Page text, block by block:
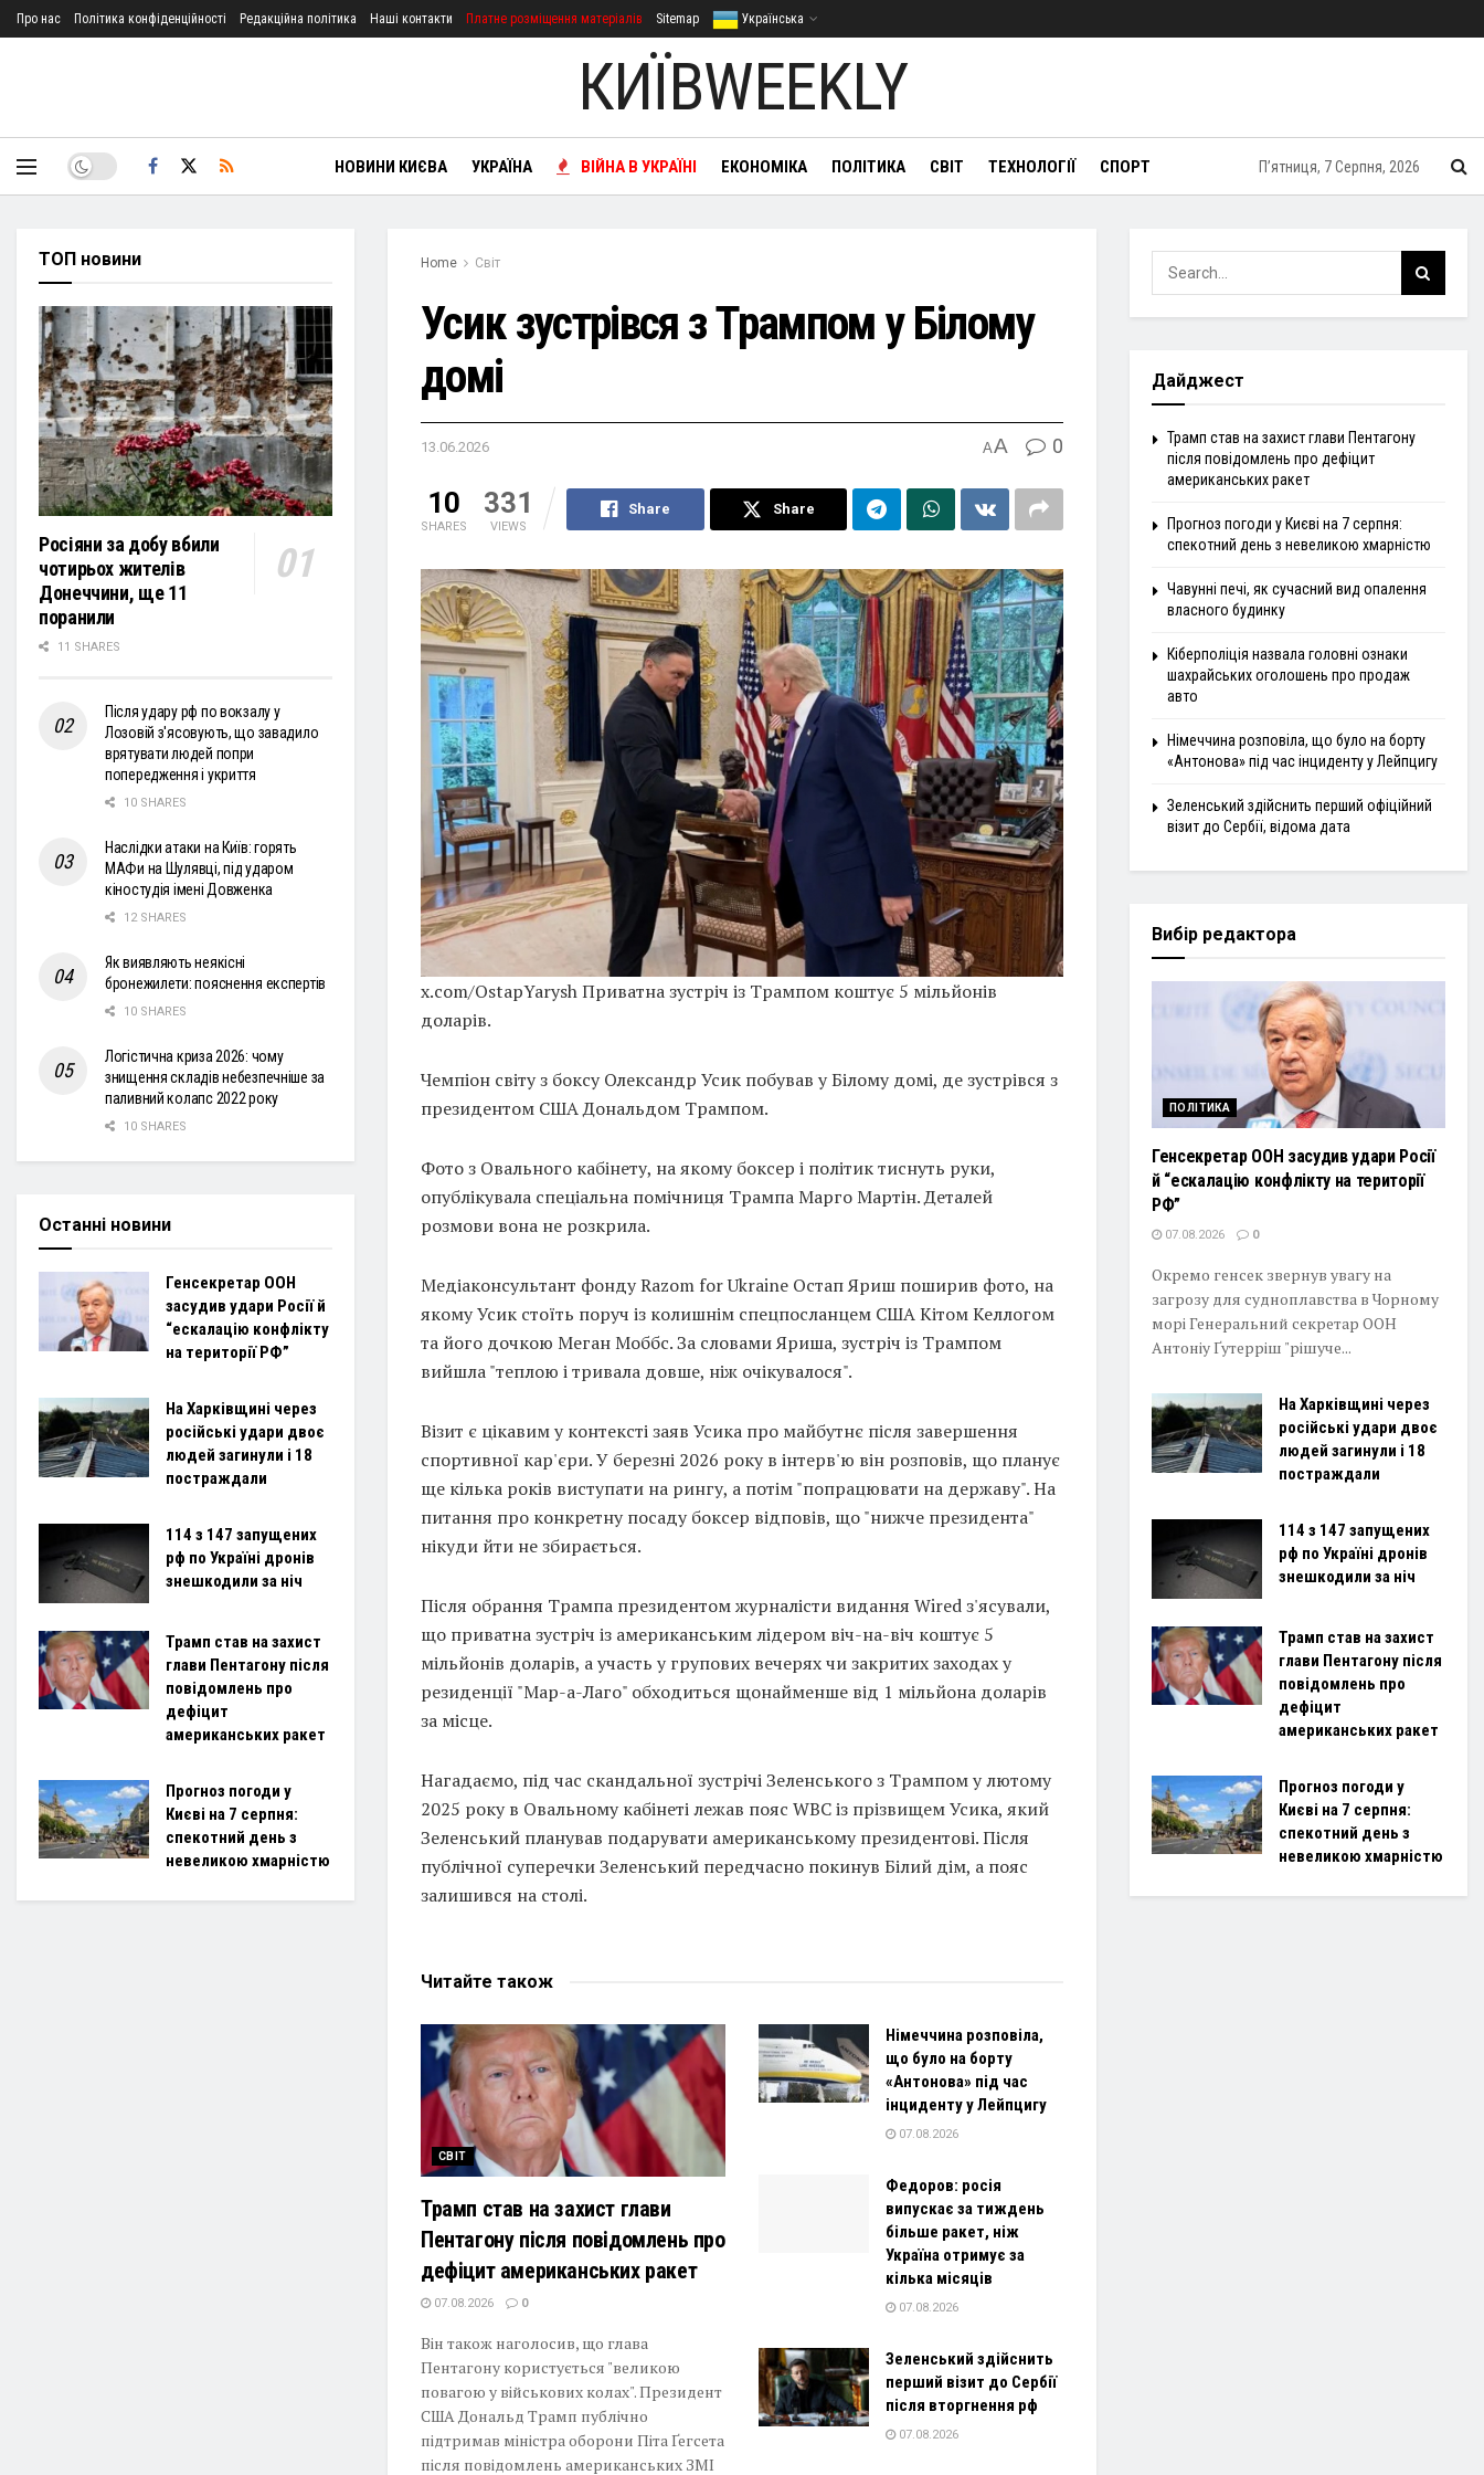
Про нас Політика конфіденційності Редакційна політика Наші контакти Платне розміщення матеріалів Sitemap Українська
КИЇВWEEKLY
НОВИНИ КИЄВА УКРАЇНА ВІЙНА В УКРАЇНІ ЕКОНОМІКА ПОЛІТИКА СВІТ ТЕХНОЛОГІЇ СПОРТ П’ятниця, 7 Серпня, 2026
Home Світ
Усик зустрівся з Трампом у Білому
домі
13.06.2026 AA 0
10
SHARES
331
VIEWS
Share Share
x.com/OstapYarysh Приватна зустріч із Трампом коштує 5 мільйонів
доларів.
Чемпіон світу з боксу Олександр Усик побував у Білому домі, де зустрівся з
президентом США Дональдом Трампом.
Фото з Овального кабінету, на якому боксер і політик тиснуть руки,
опублікувала спеціальна помічниця Трампа Марго Мартін. Деталей
розмови вона не розкрила.
Медіаконсультант фонду Razom for Ukraine Остап Яриш поширив фото, на
якому Усик стоїть поруч із колишнім спецпосланцем США Кітом Келлогом
та його дочкою Меган Моббс. За словами Яриша, зустріч із Трампом
вийшла "теплою і тривала довше, ніж очікувалося".
Візит є цікавим у контексті заяв Усика про майбутнє після завершення
спортивної кар'єри. У березні 2026 року в інтерв'ю він розповів, що планує
ще кілька років виступати на рингу, а потім "попрацювати на державу". На
питання про конкретну посаду боксер відповів, що "нижче президента"
нікуди йти не збирається.
Після обрання Трампа президентом журналісти видання Wired з'ясували,
що приватна зустріч із американським лідером віч-на-віч коштує 5
мільйонів доларів, а участь у групових вечерях чи закритих заходах у
резиденції "Мар-а-Лаго" обходиться щонайменше від 1 мільйона доларів
за місце.
Нагадаємо, під час скандальної зустрічі Зеленського з Трампом у лютому
2025 року в Овальному кабінеті лежав пояс WBC із прізвищем Усика, який
Зеленський планував подарувати американському президентові. Після
публічної суперечки Зеленський передчасно покинув Білий дім, а пояс
залишився на столі.
Читайте також
СВІТ
Трамп став на захист глави
Пентагону після повідомлень про
дефіцит американських ракет
07.08.2026 0
Він також наголосив, що глава
Пентагону користується "великою
повагою у військових колах". Президент
США Дональд Трамп публічно
підтримав міністра оборони Піта Ґегсета
після повідомлень американських ЗМІ
Німеччина розповіла,
що було на борту
«Антонова» під час
інциденту у Лейпцигу
07.08.2026
Федоров: росія
випускає за тиждень
більше ракет, ніж
Україна отримує за
кілька місяців
07.08.2026
Зеленський здійснить
перший візит до Сербії
після вторгнення рф
07.08.2026
ТОП новини
Росіяни за добу вбили
чотирьох жителів
Донеччини, ще 11
поранили
11 SHARES
Після удару рф по вокзалу у
Лозовій з'ясовують, що завадило
врятувати людей попри
попередження і укриття
10 SHARES
Наслідки атаки на Київ: горять
МАФи на Шулявці, під ударом
кіностудія імені Довженка
12 SHARES
Як виявляють неякісні
бронежилети: пояснення експертів
10 SHARES
Логістична криза 2026: чому
знищення складів небезпечніше за
паливний колапс 2022 року
10 SHARES
Останні новини
Генсекретар ООН
засудив удари Росії й
“ескалацію конфлікту
на території РФ”
На Харківщині через
російські удари двоє
людей загинули і 18
постраждали
114 з 147 запущених
рф по Україні дронів
знешкодили за ніч
Трамп став на захист
глави Пентагону після
повідомлень про
дефіцит
американських ракет
Прогноз погоди у
Києві на 7 серпня:
спекотний день з
невеликою хмарністю
Дайджест
Трамп став на захист глави Пентагону
після повідомлень про дефіцит
американських ракет
Прогноз погоди у Києві на 7 серпня:
спекотний день з невеликою хмарністю
Чавунні печі, як сучасний вид опалення
власного будинку
Кіберполіція назвала головні ознаки
шахрайських оголошень про продаж
авто
Німеччина розповіла, що було на борту
«Антонова» під час інциденту у Лейпцигу
Зеленський здійснить перший офіційний
візит до Сербії, відома дата
Вибір редактора
ПОЛІТИКА
Генсекретар ООН засудив удари Росії
й “ескалацію конфлікту на території
РФ”
07.08.2026 0
Окремо генсек звернув увагу на
загрозу для судноплавства в Чорному
морі Генеральний секретар ООН
Антоніу Ґутерріш "рішуче...
На Харківщині через
російські удари двоє
людей загинули і 18
постраждали
114 з 147 запущених
рф по Україні дронів
знешкодили за ніч
Трамп став на захист
глави Пентагону після
повідомлень про
дефіцит
американських ракет
Прогноз погоди у
Києві на 7 серпня:
спекотний день з
невеликою хмарністю